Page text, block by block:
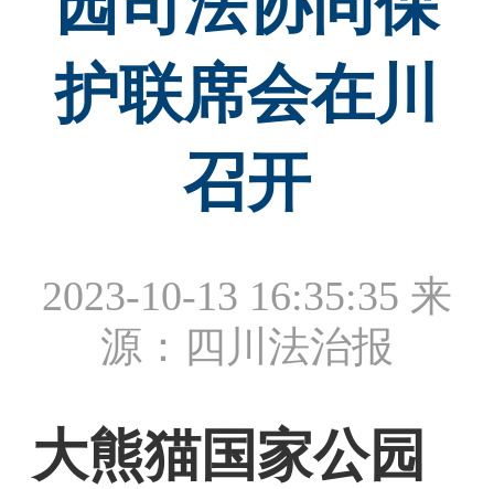
护联席会在川
召开
2023-10-13 16:35:35 来
源：四川法治报
大熊猫国家公园